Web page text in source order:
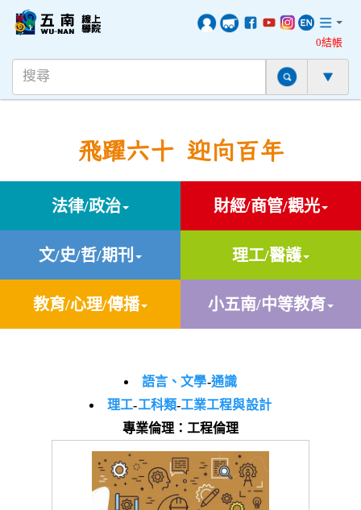
0結帳
飛躍六十 迎向百年
法律/政治 財經/商管/觀光
文/史/哲/期刊 理工/醫護
教育/心理/傳播 小五南/中等教育
語言、文學-通識
理工-工科類-工業工程與設計
專業倫理：工程倫理